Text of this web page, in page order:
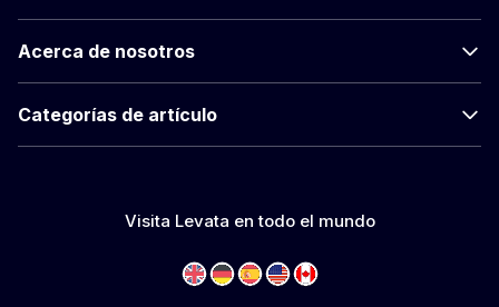
Acerca de nosotros
Categorías de artículo
Visita Levata en todo el mundo